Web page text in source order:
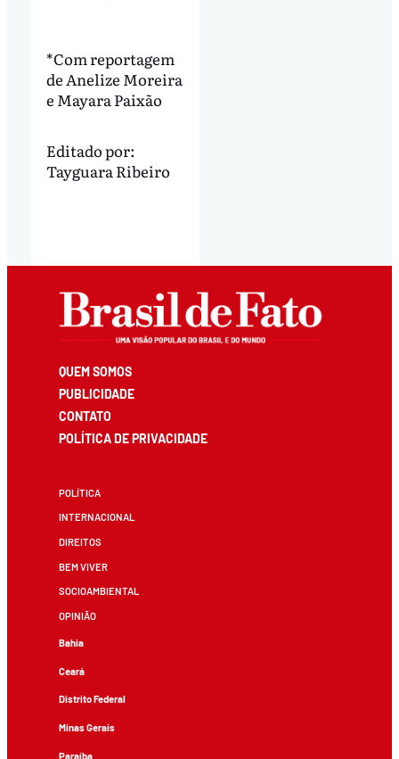
*Com reportagem
de Anelize Moreira
e Mayara Paixão
Editado por:
Tayguara Ribeiro
QUEM SOMOS
PUBLICIDADE
CONTATO
POLÍTICA DE PRIVACIDADE
POLÍTICA
INTERNACIONAL
DIREITOS
BEM VIVER
SOCIOAMBIENTAL
OPINIÃO
Bahia
Ceará
Distrito Federal
Minas Gerais
Paraíba